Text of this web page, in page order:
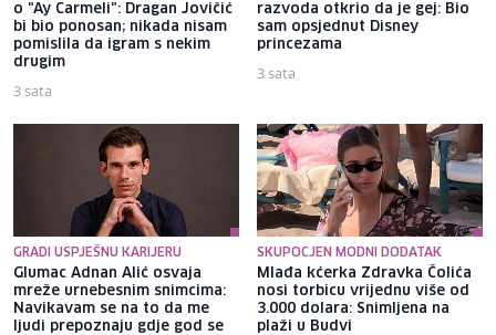
o "Ay Carmeli": Dragan Jovičić
bi bio ponosan; nikada nisam
pomislila da igram s nekim
drugim
3 sata
razvoda otkrio da je gej: Bio
sam opsjednut Disney
princezama
3 sata
GRADI USPJEŠNU KARIJERU
Glumac Adnan Alić osvaja
mreže urnebesnim snimcima:
Navikavam se na to da me
ljudi prepoznaju gdje god se
SKUPOCJEN MODNI DODATAK
Mlađa kćerka Zdravka Čolića
nosi torbicu vrijednu više od
3.000 dolara: Snimljena na
plaži u Budvi